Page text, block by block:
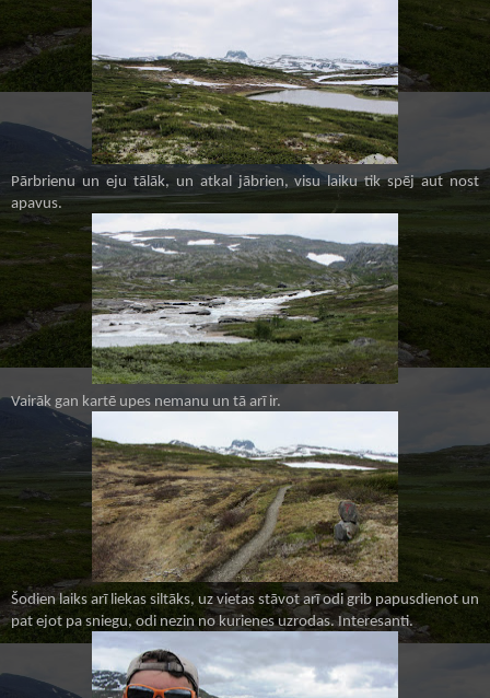
Pārbrienu un eju tālāk, un atkal jābrien, visu laiku tik spēj aut nost
apavus.
Vairāk gan kartē upes nemanu un tā arī ir.
Šodien laiks arī liekas siltāks, uz vietas stāvot arī odi grib papusdienot un
pat ejot pa sniegu, odi nezin no kurienes uzrodas. Interesanti.